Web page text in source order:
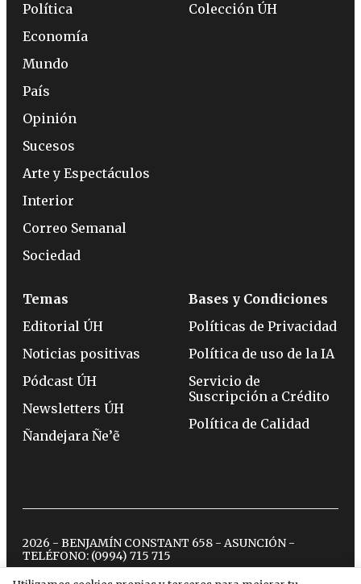
Política
Economía
Mundo
País
Opinión
Sucesos
Arte y Espectáculos
Interior
Correo Semanal
Sociedad
Colección ÚH
Temas
Editorial ÚH
Noticias positivas
Pódcast ÚH
Newsletters ÚH
Ñandejara Ñe’ẽ
Bases y Condiciones
Políticas de Privacidad
Política de uso de la IA
Servicio de
Suscripción a Crédito
Política de Calidad
2026 - BENJAMÍN CONSTANT 658 - ASUNCIÓN -
TELÉFONO: (0994) 715 715